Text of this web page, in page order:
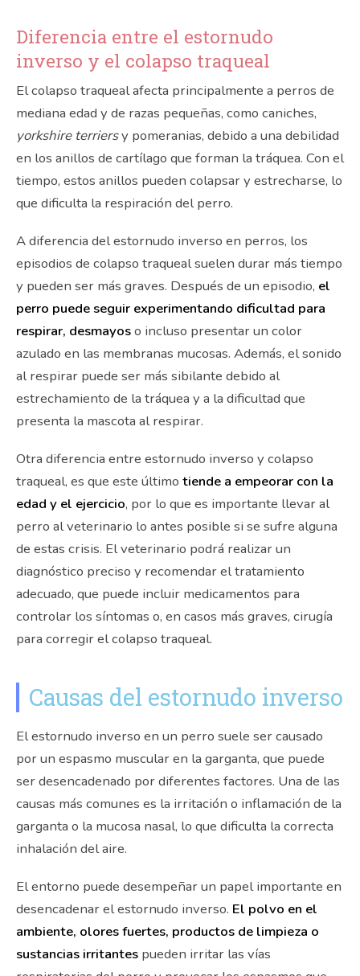
Diferencia entre el estornudo
inverso y el colapso traqueal
El colapso traqueal afecta principalmente a perros de
mediana edad y de razas pequeñas, como caniches,
yorkshire terriersy pomeranias, debido a una debilidad
en los anillos de cartílago que forman la tráquea. Con el
tiempo, estos anillos pueden colapsar y estrecharse, lo
que dificulta la respiración del perro.
A diferencia del estornudo inverso en perros, los
episodios de colapso traqueal suelen durar más tiempo
y pueden ser más graves. Después de un episodio, el
perro puede seguir experimentando dificultad para
respirar, desmayoso incluso presentar un color
azulado en las membranas mucosas. Además, el sonido
al respirar puede ser más sibilante debido al
estrechamiento de la tráquea y a la dificultad que
presenta la mascota al respirar.
Otra diferencia entre estornudo inverso y colapso
traqueal, es que este último tiende a empeorar con la
edad y el ejercicio, por lo que es importante llevar al
perro al veterinario lo antes posible si se sufre alguna
de estas crisis. El veterinario podrá realizar un
diagnóstico preciso y recomendar el tratamiento
adecuado, que puede incluir medicamentos para
controlar los síntomas o, en casos más graves, cirugía
para corregir el colapso traqueal.
Causas del estornudo inverso
El estornudo inverso en un perro suele ser causado
por un espasmo muscular en la garganta, que puede
ser desencadenado por diferentes factores. Una de las
causas más comunes es la irritación o inflamación de la
garganta o la mucosa nasal, lo que dificulta la correcta
inhalación del aire.
El entorno puede desempeñar un papel importante en
desencadenar el estornudo inverso. El polvo en el
ambiente, olores fuertes, productos de limpieza o
sustancias irritantes pueden irritar las vías